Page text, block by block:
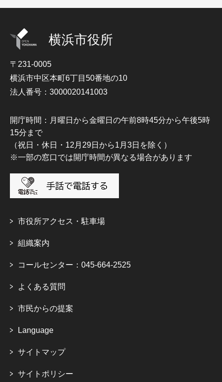
横浜市役所
〒231-0005
横浜市中区本町6丁目50番地の10
法人番号：3000020141003
開庁時間：月曜日から金曜日の午前8時45分から午後5時
15分まで
（祝日・休日・12月29日から1月3日を除く）
※一部の窓口では開庁時間が異なる場合があります
市役所アクセス・駐車場
組織案内
コールセンター：045-664-2525
よくある質問
市民からの提案
Language
サイトマップ
サイトポリシー